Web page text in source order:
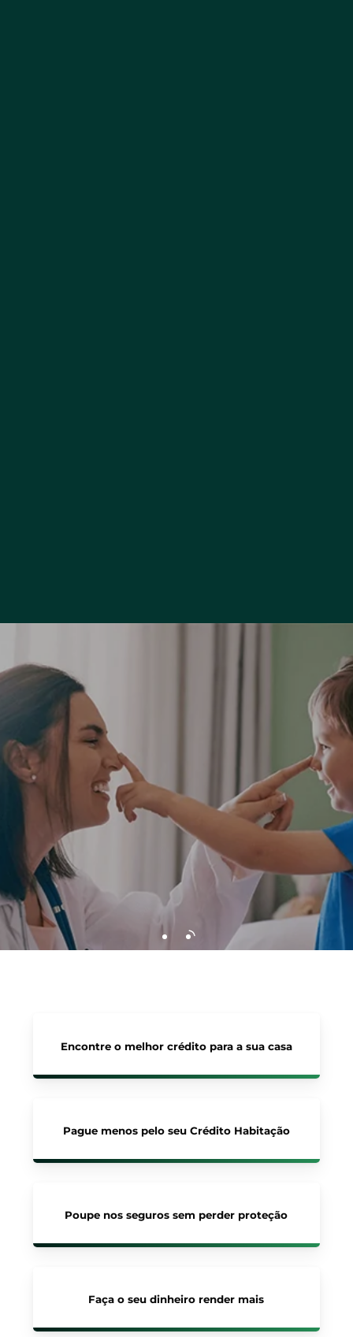
Encontre o melhor crédito para a sua casa
Pague menos pelo seu Crédito Habitação
Poupe nos seguros sem perder proteção
Faça o seu dinheiro render mais